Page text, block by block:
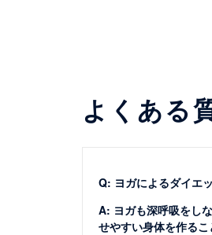
よくある
Q: ヨガによるダイエ
A: ヨガも深呼吸をし
せやすい身体を作るこ